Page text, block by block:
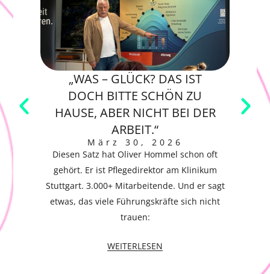
„WAS – GLÜCK? DAS IST
DOCH BITTE SCHÖN ZU
HAUSE, ABER NICHT BEI DER
ARBEIT.“
März 30, 2026
Diesen Satz hat Oliver Hommel schon oft
gehört. Er ist Pflegedirektor am Klinikum
Stuttgart. 3.000+ Mitarbeitende. Und er sagt
etwas, das viele Führungskräfte sich nicht
trauen:
WEITERLESEN